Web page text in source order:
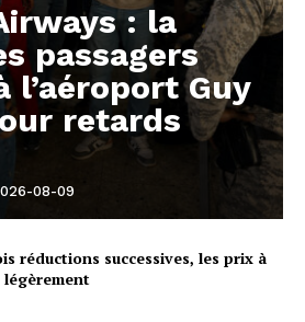
: la
passagers
l’aéroport Guy
retards
08-09
réductions successives, les prix à